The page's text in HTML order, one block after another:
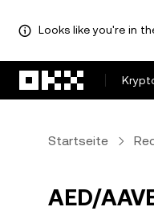
Looks like you're in
Startseite
AED/